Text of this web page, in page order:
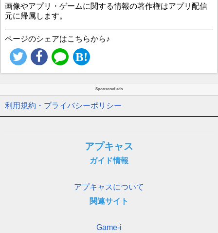
画像やアプリ・ゲームに関する情報の著作権はアプリ配信
元に帰属します。
ページのシェアはこちらから♪
Sponsored ads
利用規約・プライバシーポリシー
アプキャス
ガイド情報
アプキャスについて
関連サイト
Game-i